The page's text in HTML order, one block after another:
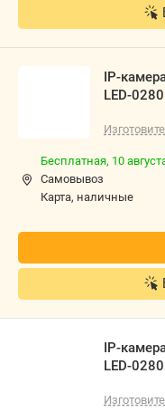
7,00 р.,завтра
Самовывоз
IP-камера Dahua DH-
PRO
Бесплатная, 10
карта, наличные